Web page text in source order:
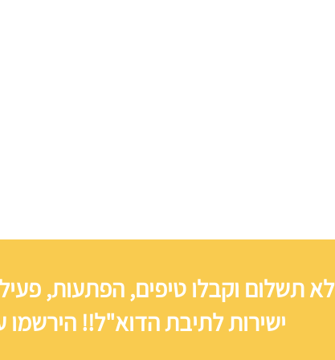
תשלום וקבלו טיפים, הפתעות,
ישירות לתיבת הדוא"ל!! הירשמו